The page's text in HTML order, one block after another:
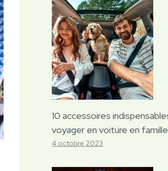
10 accessoires
voyager en voiture en famille
4 octobre 2023